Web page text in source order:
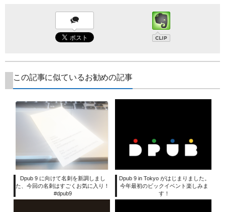
この記事に似ているお勧めの記事
Dpub 9 に向けて名刺を新調しまし
た、今回の名刺はすごくお気に入り！
#dpub9
Dpub 9 in Tokyo がはじまりました。
今年最初のビックイベント楽しみま
す！